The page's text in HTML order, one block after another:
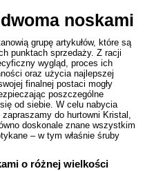
sprężanych HV
noskami
grupę artykułów, które są
punktach sprzedaży. Z racji
wygląd, proces ich
oraz użycia najlepszej
finalnej postaci mogły
poszczególne
od siebie. W celu nabycia
zapraszamy do hurtowni Kristal,
doskonale znane wszystkim
– w tym właśnie śruby
o różnej wielkości